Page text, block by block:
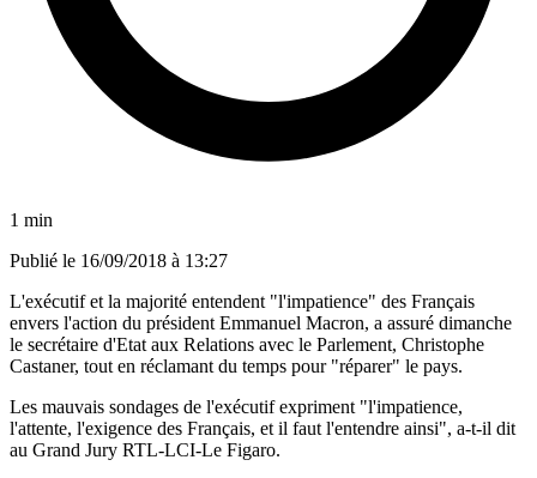
1 min
Publié le 16/09/2018 à 13:27
L'exécutif et la majorité entendent "l'impatience" des Français
envers l'action du président Emmanuel Macron, a assuré dimanche
le secrétaire d'Etat aux Relations avec le Parlement, Christophe
Castaner, tout en réclamant du temps pour "réparer" le pays.
Les mauvais sondages de l'exécutif expriment "l'impatience,
l'attente, l'exigence des Français, et il faut l'entendre ainsi", a-t-il dit
au Grand Jury RTL-LCI-Le Figaro.